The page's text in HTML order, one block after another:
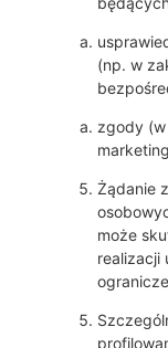
(np. w
zgody
Żądanie
może
realizacji